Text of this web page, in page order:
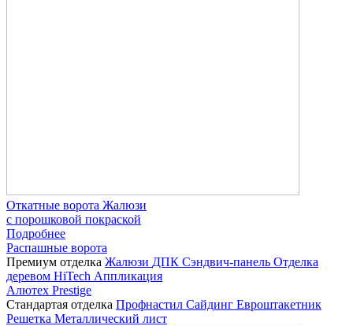
Откатные ворота Жалюзи
с порошковой покраской
Подробнее
Распашные ворота
Премиум отделка Жалюзи ДПК Сэндвич-панель Отделка
деревом HiTech Аппликация
Алютех Prestige
Стандартая отделка Профнастил Сайдинг Евроштакетник
Решетка Металлический лист